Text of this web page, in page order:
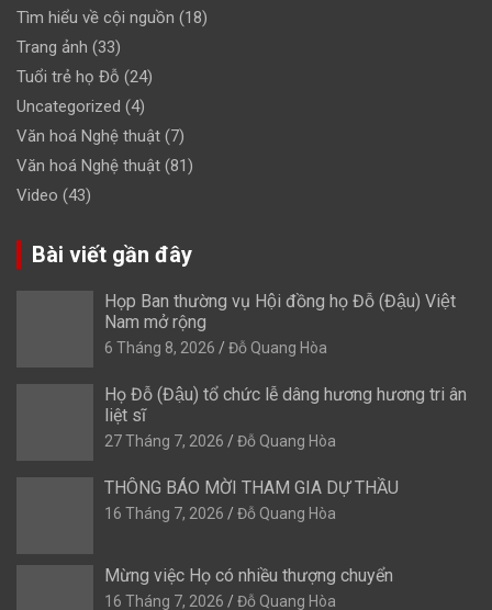
Tìm hiểu về cội nguồn (18)
Trang ảnh (33)
Tuổi trẻ họ Đỗ (24)
Uncategorized (4)
Văn hoá Nghệ thuật (7)
Văn hoá Nghệ thuật (81)
Video (43)
Bài viết gần đây
Họp Ban thường vụ Hội đồng họ Đỗ (Đậu) Việt
Nam mở rộng
6 Tháng 8, 2026 Đỗ Quang Hòa
Họ Đỗ (Đậu) tổ chức lễ dâng hương hương tri ân
liệt sĩ
27 Tháng 7, 2026 Đỗ Quang Hòa
THÔNG BÁO MỜI THAM GIA DỰ THẦU
16 Tháng 7, 2026 Đỗ Quang Hòa
Mừng việc Họ có nhiều thượng chuyển
16 Tháng 7, 2026 Đỗ Quang Hòa